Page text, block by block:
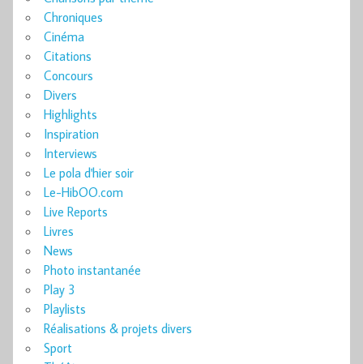
Chroniques
Cinéma
Citations
Concours
Divers
Highlights
Inspiration
Interviews
Le pola d'hier soir
Le-HibOO.com
Live Reports
Livres
News
Photo instantanée
Play 3
Playlists
Réalisations & projets divers
Sport